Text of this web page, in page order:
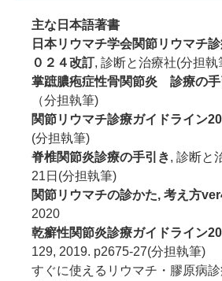
主な日本語著書
日本リウマチ学会関節リウマチ
０２４改訂, 診断と治療社(分担執
掌蹠膿疱症性骨関節炎 診療の手
（分担執筆)
関節リウマチ診療ガイドライン
(分担執筆)
脊椎関節炎診療の手引き, 診断と
21日(分担執筆)
関節リウマチの診かた, 考え方
2020
乾癬性関節炎診療ガイドライン
129, 2019. p2675-27(分担執筆)
すぐに使えるリウマチ・膠原病